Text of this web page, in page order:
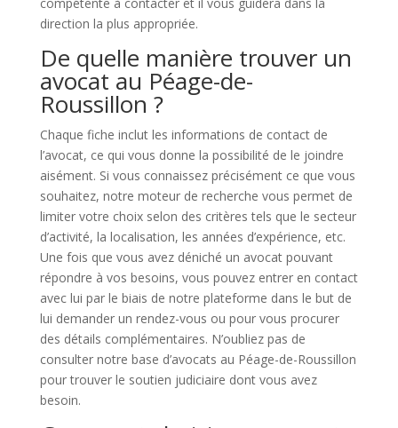
direction la plus appropriée.
De quelle manière trouver un
avocat au Péage-de-
Roussillon ?
Chaque fiche inclut les informations de contact de
l’avocat, ce qui vous donne la possibilité de le joindre
aisément. Si vous connaissez précisément ce que vous
souhaitez, notre moteur de recherche vous permet de
limiter votre choix selon des critères tels que le secteur
d’activité, la localisation, les années d’expérience, etc.
Une fois que vous avez déniché un avocat pouvant
répondre à vos besoins, vous pouvez entrer en contact
avec lui par le biais de notre plateforme dans le but de
lui demander un rendez-vous ou pour vous procurer
des détails complémentaires. N’oubliez pas de
consulter notre base d’avocats au Péage-de-Roussillon
pour trouver le soutien judiciaire dont vous avez
besoin.